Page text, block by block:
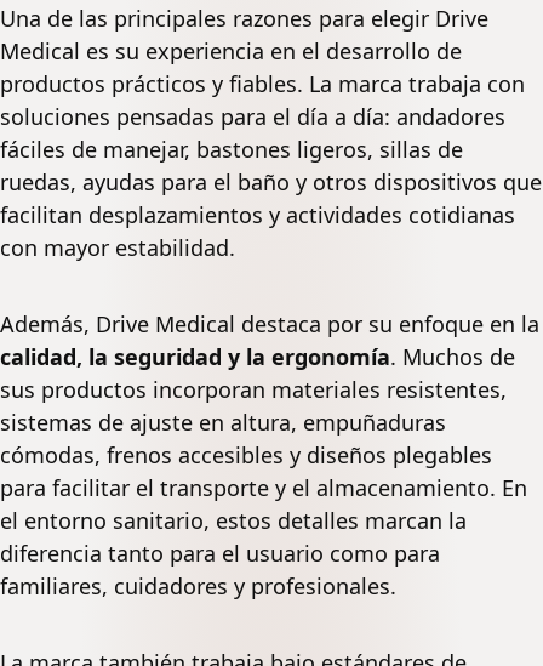
Una de las principales razones para elegir Drive
Medical es su experiencia en el desarrollo de
productos prácticos y fiables. La marca trabaja con
soluciones pensadas para el día a día: andadores
fáciles de manejar, bastones ligeros, sillas de
ruedas, ayudas para el baño y otros dispositivos que
facilitan desplazamientos y actividades cotidianas
con mayor estabilidad.
Además, Drive Medical destaca por su enfoque en la
calidad, la seguridad y la ergonomía. Muchos de
sus productos incorporan materiales resistentes,
sistemas de ajuste en altura, empuñaduras
cómodas, frenos accesibles y diseños plegables
para facilitar el transporte y el almacenamiento. En
el entorno sanitario, estos detalles marcan la
diferencia tanto para el usuario como para
familiares, cuidadores y profesionales.